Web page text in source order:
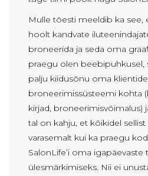
Mulle tõesti meeldib ka see,
hoolt kandvate
broneerida ja seda oma
praegu olen beebipuhkusel,
palju kiidusõnu oma
broneerimissüsteemi kohta
kirjad, broneerimisvõimalus)
tal on kahju, et kõikidel
varasemalt kui ka praegu
SalonLife’i oma
ülesmärkimiseks. Nii ei